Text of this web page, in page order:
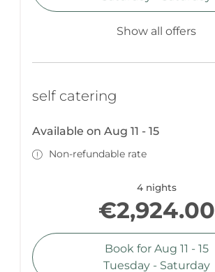
Show all offers
self catering
Available on Aug 11 - 15
Non-refundable rate
4 nights
€2,924.00
Book for Aug 11 - 15
Tuesday - Saturday